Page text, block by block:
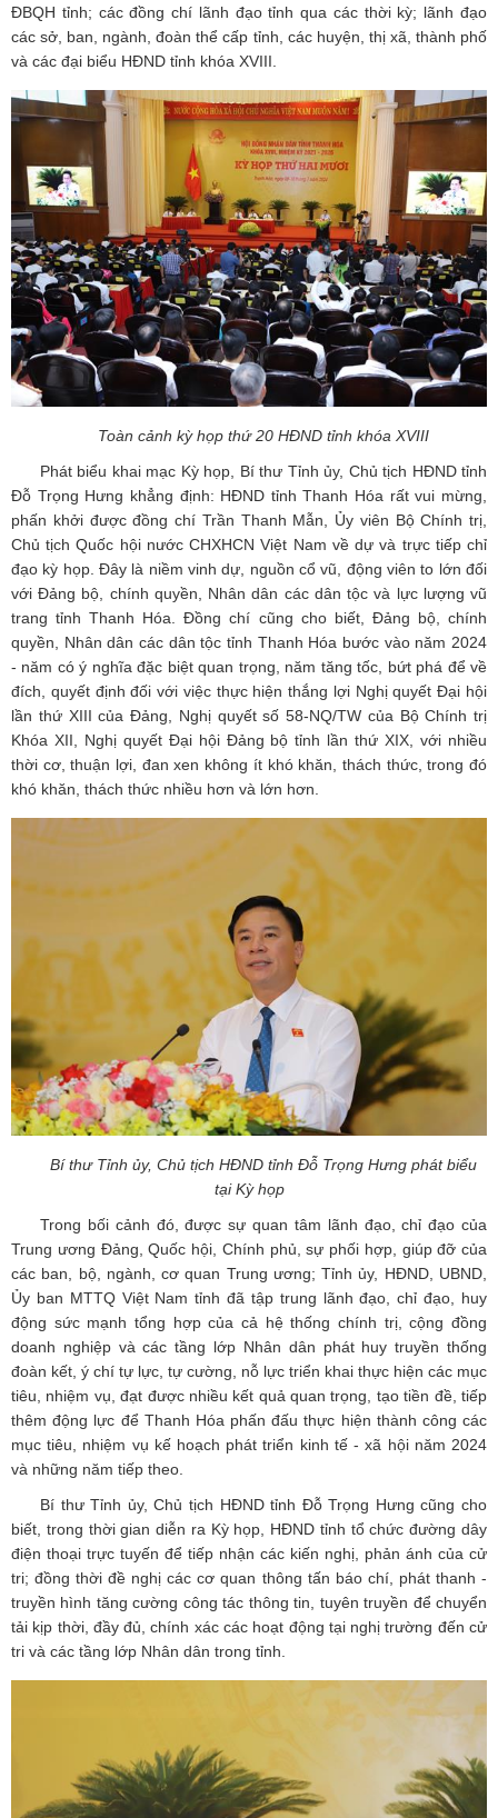
ĐBQH tỉnh; các đồng chí lãnh đạo tỉnh qua các thời kỳ; lãnh đạo
các sở, ban, ngành, đoàn thể cấp tỉnh, các huyện, thị xã, thành phố
và các đại biểu HĐND tỉnh khóa XVIII.
Toàn cảnh kỳ họp thứ 20 HĐND tỉnh khóa XVIII
Phát biểu khai mạc Kỳ họp, Bí thư Tỉnh ủy, Chủ tịch HĐND tỉnh
Đỗ Trọng Hưng khẳng định: HĐND tỉnh Thanh Hóa rất vui mừng,
phấn khởi được đồng chí Trần Thanh Mẫn, Ủy viên Bộ Chính trị,
Chủ tịch Quốc hội nước CHXHCN Việt Nam về dự và trực tiếp chỉ
đạo kỳ họp. Đây là niềm vinh dự, nguồn cổ vũ, động viên to lớn đối
với Đảng bộ, chính quyền, Nhân dân các dân tộc và lực lượng vũ
trang tỉnh Thanh Hóa. Đồng chí cũng cho biết, Đảng bộ, chính
quyền, Nhân dân các dân tộc tỉnh Thanh Hóa bước vào năm 2024
- năm có ý nghĩa đặc biệt quan trọng, năm tăng tốc, bứt phá để về
đích, quyết định đối với việc thực hiện thắng lợi Nghị quyết Đại hội
lần thứ XIII của Đảng, Nghị quyết số 58-NQ/TW của Bộ Chính trị
Khóa XII, Nghị quyết Đại hội Đảng bộ tỉnh lần thứ XIX, với nhiều
thời cơ, thuận lợi, đan xen không ít khó khăn, thách thức, trong đó
khó khăn, thách thức nhiều hơn và lớn hơn.
Bí thư Tỉnh ủy, Chủ tịch HĐND tỉnh Đỗ Trọng Hưng phát biểu
tại Kỳ họp
Trong bối cảnh đó, được sự quan tâm lãnh đạo, chỉ đạo của
Trung ương Đảng, Quốc hội, Chính phủ, sự phối hợp, giúp đỡ của
các ban, bộ, ngành, cơ quan Trung ương; Tỉnh ủy, HĐND, UBND,
Ủy ban MTTQ Việt Nam tỉnh đã tập trung lãnh đạo, chỉ đạo, huy
động sức mạnh tổng hợp của cả hệ thống chính trị, cộng đồng
doanh nghiệp và các tầng lớp Nhân dân phát huy truyền thống
đoàn kết, ý chí tự lực, tự cường, nỗ lực triển khai thực hiện các mục
tiêu, nhiệm vụ, đạt được nhiều kết quả quan trọng, tạo tiền đề, tiếp
thêm động lực để Thanh Hóa phấn đấu thực hiện thành công các
mục tiêu, nhiệm vụ kế hoạch phát triển kinh tế - xã hội năm 2024
và những năm tiếp theo.
Bí thư Tỉnh ủy, Chủ tịch HĐND tỉnh Đỗ Trọng Hưng cũng cho
biết, trong thời gian diễn ra Kỳ họp, HĐND tỉnh tổ chức đường dây
điện thoại trực tuyến để tiếp nhận các kiến nghị, phản ánh của cử
tri; đồng thời đề nghị các cơ quan thông tấn báo chí, phát thanh -
truyền hình tăng cường công tác thông tin, tuyên truyền để chuyển
tải kịp thời, đầy đủ, chính xác các hoạt động tại nghị trường đến cử
tri và các tầng lớp Nhân dân trong tỉnh.